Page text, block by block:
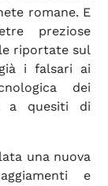
romane. E
preziose
riportate sul
i falsari ai
dei
a quesiti di
una nuova
e